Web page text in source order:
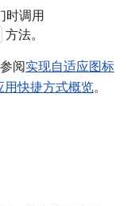
时调用
方法。
阅实现自适应图标
用快捷方式概览。